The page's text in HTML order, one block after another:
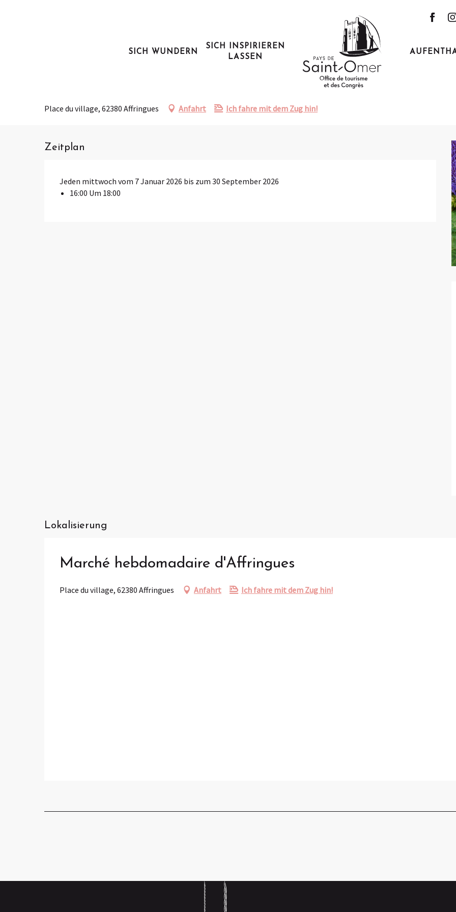
SICH WUNDERN
SICH INSPIRIEREN
LASSEN
Mittwoch 12. august von 16:00 bis zu 18:00 / Mittwoch 19. august von 16:00 bis zu 18:00 / ...
Place du village, 62380 Affringues Anfahrt Ich fahre mit dem Zug hin!
Zeitplan
Jeden mittwoch vom 7 Januar 2026 bis zum 30 September 2026
16:00 Um 18:00
Lokalisierung
Marché hebdomadaire d'Affringues
Place du village, 62380 Affringues Anfahrt Ich fahre mit dem Zug hin!